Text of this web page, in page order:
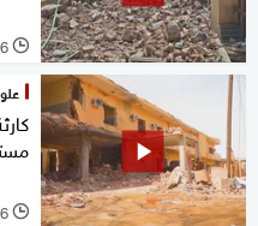
l
26
l
26